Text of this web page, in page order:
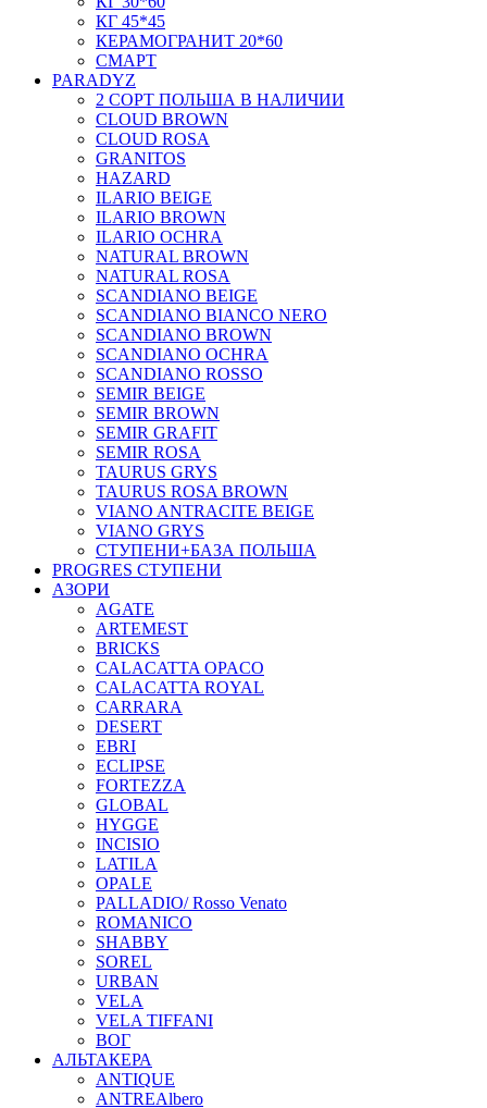
КГ 45*45
КЕРАМОГРАНИТ 20*60
СМАРТ
PARADYZ
2 СОРТ ПОЛЬША В НАЛИЧИИ
CLOUD BROWN
CLOUD ROSA
GRANITOS
HAZARD
ILARIO BEIGE
ILARIO BROWN
ILARIO OCHRA
NATURAL BROWN
NATURAL ROSA
SCANDIANO BEIGE
SCANDIANO BIANCO NERO
SCANDIANO BROWN
SCANDIANO OCHRA
SCANDIANO ROSSO
SEMIR BEIGE
SEMIR BROWN
SEMIR GRAFIT
SEMIR ROSA
TAURUS GRYS
TAURUS ROSA BROWN
VIANO ANTRACITE BEIGE
VIANO GRYS
СТУПЕНИ+БАЗА ПОЛЬША
PROGRES СТУПЕНИ
АЗОРИ
AGATE
ARTEMEST
BRICKS
CALACATTA OPACO
CALACATTA ROYAL
CARRARA
DESERT
EBRI
ECLIPSE
FORTEZZA
GLOBAL
HYGGE
INCISIO
LATILA
OPALE
PALLADIO/ Rosso Venato
ROMANICO
SHABBY
SOREL
URBAN
VELA
VELA TIFFANI
ВОГ
АЛЬТАКЕРА
ANTIQUE
ANTREAlbero